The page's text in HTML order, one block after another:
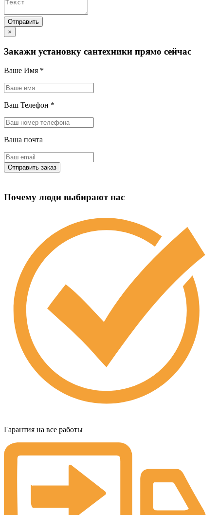
×
Закажи установку сантехники прямо сейчас
Ваше Имя *
Ваш Телефон *
Ваша почта
Почему люди выбирают нас
Гарантия на все работы